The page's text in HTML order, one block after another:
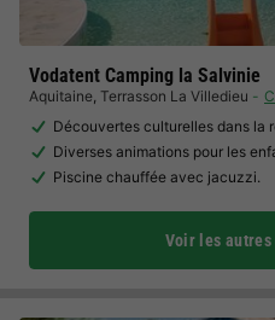
Vodatent Camping la Salvinie
Aquitaine, Terrasson La Villedieu
Découvertes culturelles dans la
Diverses animations pour les
Piscine chauffée avec jacuzzi.
Voir les